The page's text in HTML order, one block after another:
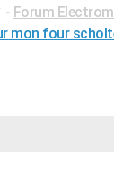
- Forum
mon four